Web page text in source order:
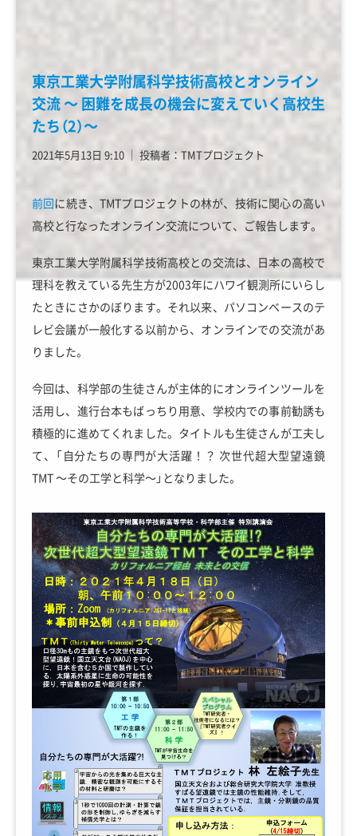
東京工業大学附属科学技術高校とオンライン
交流 ～ 困難を成長の機会に変えていく高校生
たち（2）～
2021年5月13日 9:10 │ 投稿者：TMTプロジェクト
前回に続き、TMTプロジェクトの林が、技術に関心の高い
高校と行なったオンライン交流について、ご報告します。
東京工業大学附属科学技術高校との交流は、日本の高校で
理科を教えている先生方が2003年にハワイ観測所にいらし
たときにさかのぼります。それ以来、パソコンベースのテ
レビ会議が一般化する以前から、オンラインでの交流があ
りました。
今回は、科学部の生徒さんが主体的にオンラインツールを
活用し、進行台本もばっちり用意、学校内での事前勧誘も
積極的に進めてくれました。タイトルも生徒さんが工夫し
て、「自分たちの専門が大活躍！？ 次世代超大型望遠鏡
TMT ～その工学と科学～」となりました。